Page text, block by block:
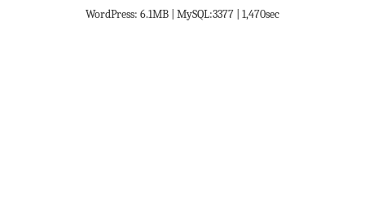
WordPress: 6.1MB | MySQL:3377 | 1,470sec